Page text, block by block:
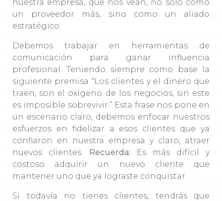
nuestra empresa, que nos vean, no solo como
un proveedor más, sino como un aliado
estratégico.
Debemos trabajar en herramientas de
comunicación para ganar influencia
profesional. Teniendo siempre como base la
siguiente premisa “Los clientes y el dinero que
traen, son el oxígeno de los negocios, sin este
es imposible sobrevivir.” Esta frase nos pone en
un escenario claro, debemos enfocar nuestros
esfuerzos en fidelizar a esos clientes que ya
confiaron en nuestra empresa y claro, atraer
nuevos clientes. Recuerda: Es más difícil y
costoso adquirir un nuevo cliente que
mantener uno que ya lograste conquistar.
Si todavía no tienes clientes, tendrás que